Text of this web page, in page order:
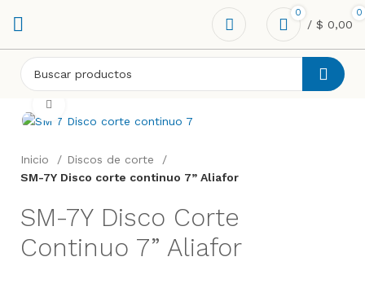
0 0
/ $ 0,00
Inicio
Discos de corte
SM-7Y Disco corte continuo 7” Aliafor
SM-7Y Disco Corte
Continuo 7” Aliafor